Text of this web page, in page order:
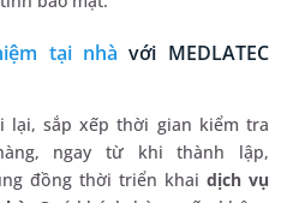
tại nhà với MEDLATEC
lại, sắp xếp thời gian kiểm tra
ngay từ khi thành lập,
đồng thời triển khai dịch vụ